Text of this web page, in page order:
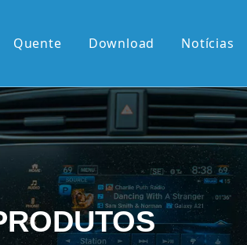
Quente Download Notícias